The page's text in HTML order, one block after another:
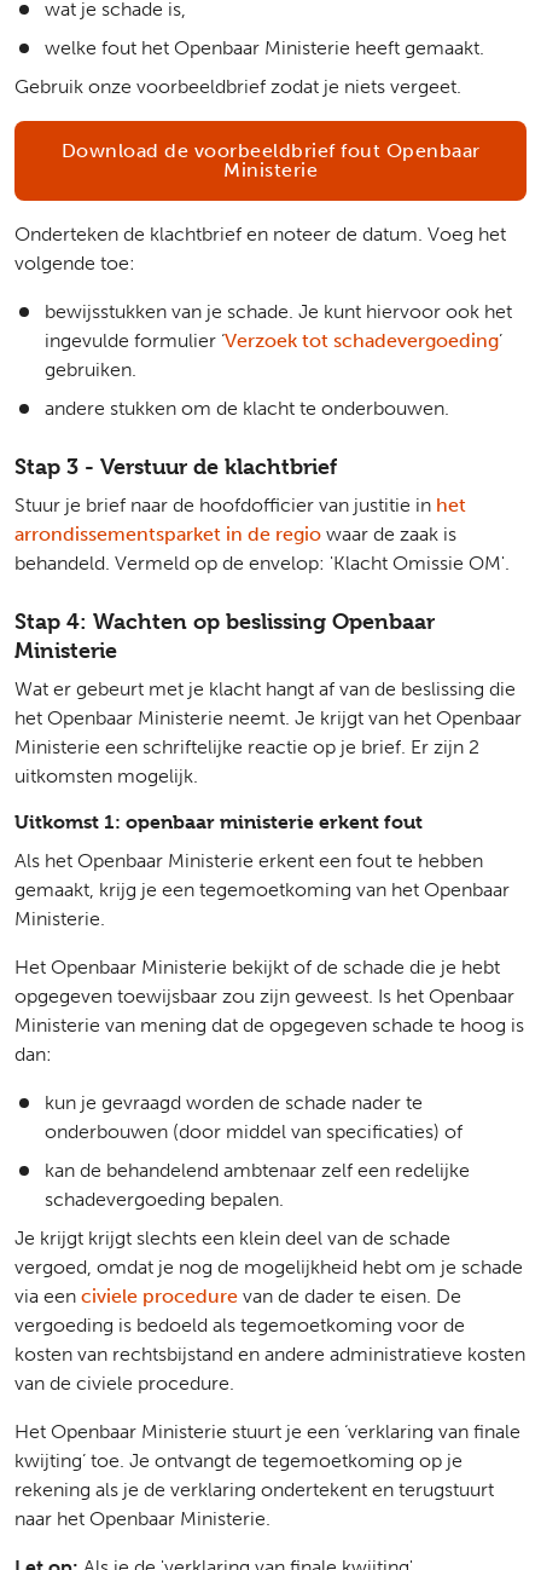
wat je schade is,
welke fout het Openbaar Ministerie heeft gemaakt.
Gebruik onze voorbeeldbrief zodat je niets vergeet.
Download de voorbeeldbrief fout Openbaar
Ministerie
Onderteken de klachtbrief en noteer de datum. Voeg het
volgende toe:
bewijsstukken van je schade. Je kunt hiervoor ook het
ingevulde formulier ‘Verzoek tot schadevergoeding’
gebruiken.
andere stukken om de klacht te onderbouwen.
Stap 3 - Verstuur de klachtbrief
Stuur je brief naar de hoofdofficier van justitie in het
arrondissementsparket in de regio waar de zaak is
behandeld. Vermeld op de envelop: 'Klacht Omissie OM'.
Stap 4: Wachten op beslissing Openbaar
Ministerie
Wat er gebeurt met je klacht hangt af van de beslissing die
het Openbaar Ministerie neemt. Je krijgt van het Openbaar
Ministerie een schriftelijke reactie op je brief. Er zijn 2
uitkomsten mogelijk.
Uitkomst 1: openbaar ministerie erkent fout
Als het Openbaar Ministerie erkent een fout te hebben
gemaakt, krijg je een tegemoetkoming van het Openbaar
Ministerie.
Het Openbaar Ministerie bekijkt of de schade die je hebt
opgegeven toewijsbaar zou zijn geweest. Is het Openbaar
Ministerie van mening dat de opgegeven schade te hoog is
dan:
kun je gevraagd worden de schade nader te
onderbouwen (door middel van specificaties) of
kan de behandelend ambtenaar zelf een redelijke
schadevergoeding bepalen.
Je krijgt krijgt slechts een klein deel van de schade
vergoed, omdat je nog de mogelijkheid hebt om je schade
via een civiele procedure van de dader te eisen. De
vergoeding is bedoeld als tegemoetkoming voor de
kosten van rechtsbijstand en andere administratieve kosten
van de civiele procedure.
Het Openbaar Ministerie stuurt je een ‘verklaring van finale
kwijting’ toe. Je ontvangt de tegemoetkoming op je
rekening als je de verklaring ondertekent en terugstuurt
naar het Openbaar Ministerie.